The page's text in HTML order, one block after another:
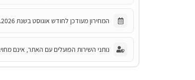
המחירון מעודכן לחודש אוגוסט בשנת 2026.
נותני השירות הפועלים עם האתר, אינם